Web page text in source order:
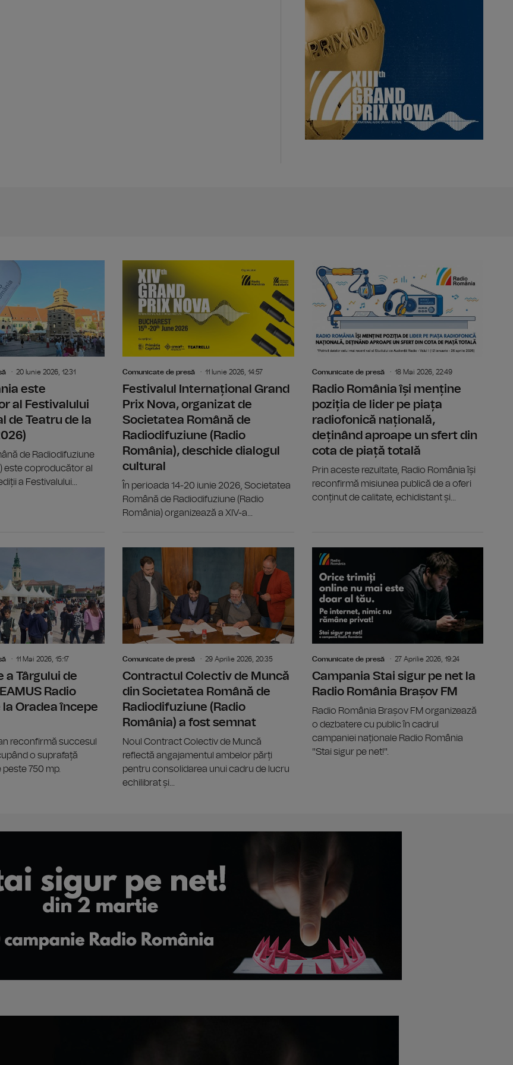
Din 6 iulie, "Caravana Teatrului Radiofonic – Vara Dramaturgiei Românești” revine pe posturile din
20 Iunie 2026, 12:31
este
al Festivalului
de Teatru de la
de Radiodifuziune
este coproducător al
a Festivalului...
Radio România este coproducător al Festivalului
Comunicate de presă 11 Iunie 2026, 14:57
Festivalul Internațional Grand
Prix Nova, organizat de
Societatea Română de
Radiodifuziune (Radio
România), deschide dialogul
cultural
În perioada 14-20 iunie 2026, Societatea
Română de Radiodifuziune (Radio
România) organizează a XIV-a...
Comunicate de presă 18 Mai 2026, 22:49
Radio România își menține
poziția de lider pe piața
radiofonică națională,
deținând aproape un sfert din
cota de piață totală
Prin aceste rezultate, Radio România își
reconfirmă misiunea publică de a oferi
conținut de calitate, echidistant și...
11 Mai 2026, 15:17
a Târgului de
Radio
la Oradea începe
reconfirmă succesul
o suprafață
750 mp.
Comunicate de presă 29 Aprilie 2026, 20:35
Contractul Colectiv de Muncă
din Societatea Română de
Radiodifuziune (Radio
România) a fost semnat
Noul Contract Colectiv de Muncă
reflectă angajamentul ambelor părți
pentru consolidarea unui cadru de lucru
echilibrat și...
Comunicate de presă 27 Aprilie 2026, 19:24
Campania Stai sigur pe net la
Radio România Brașov FM
Radio România Brașov FM organizează
o dezbatere cu public în cadrul
campaniei naționale Radio România
"Stai sigur pe net!".